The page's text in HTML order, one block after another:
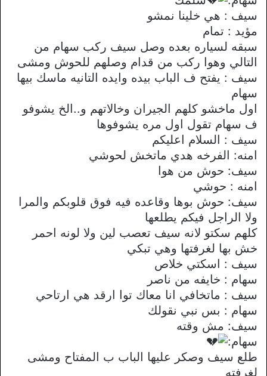
سيف : هي خلينا نمشو
مؤيد : تمام
سبقه لسياره بعده وصل سيف ركب سهام من
التالي وهوا ركب من قدام وصلهم للحوش ومشى
سيف : يفتح ف الباب بيده وايده التانيه ماسك بيها
سهام
اول ماخشو كلهم الجيران وخالاتهم و..الخ يشوفو
ف سهام تقول اول مره يشوفوها
سيف : السلام اعليكم
امنه: الفرخه هدي ماتخش لحوشي
سيف: حوش من هوا
امنه : حوشي
سيف: حوش بوها وقاعده فيه فوق قلوبكم والمرا
ولا الراجل فيكم يطلعها
كلهم سكتو لانه سيف تعصب لين ولا لونه احمر
خش بها لغرفتها وهي تبكي
سيف : اسكتي خلاص
سهام : خايفه من ناصر
سيف : ماتخافي انا معاك توا ارقد هي ارتاحي
سهام : بس نبي نقولك
سيف: مش وقته
سهام:
طلع سيف وصكر عليها الباب ب المفتاح ومشى
لغرفته